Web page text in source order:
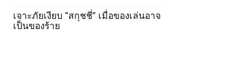
เจาะภัยเงียบ “สกุชชี่” เมื่อของเล่นอาจ
เป็นของร้าย